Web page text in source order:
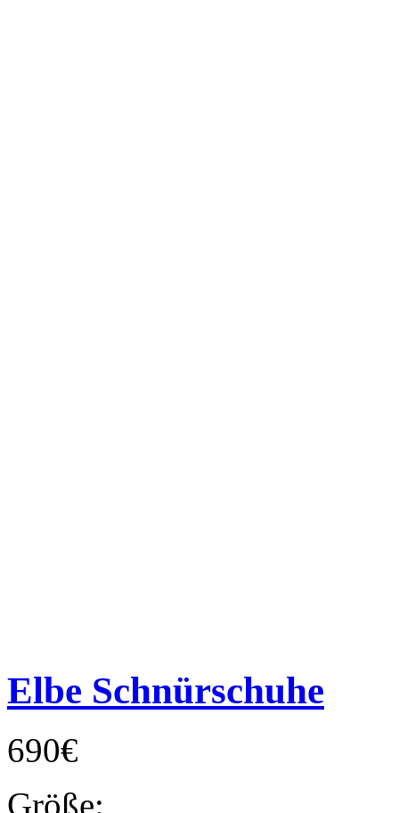
Elbe Schnürschuhe
690€
Größe: